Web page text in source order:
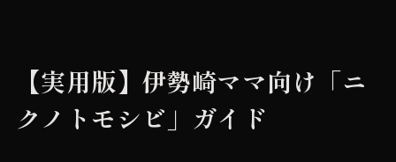
【実用版】伊勢崎ママ向け「ニ
クノトモシビ」ガイド